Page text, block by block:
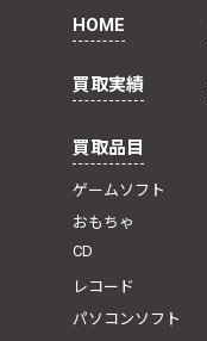
HOME
買取実績
買取品目
ゲームソフト
おもちゃ
CD
レコード
パソコンソフト